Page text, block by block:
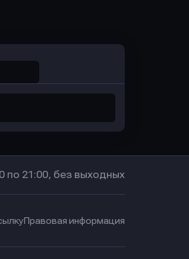
по 21:00, без выходных
Правовая информация